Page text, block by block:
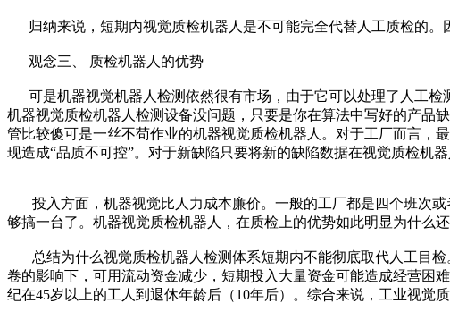
归纳来说，短期内视觉质检机器人是不可能完全代替人工质检的。
观念三、 质检机器人的优势
可是机器视觉机器人检测依然很有市场，由于它可以处理了人工检
机器视觉质检机器人检测设备没问题，只要是你在算法中写好的产品
管比较傻可是一丝不苟作业的机器视觉质检机器人。对于工厂而言，
现造成“品质不可控”。对于新缺陷只要将新的缺陷数据在视觉质检机
投入方面，机器视觉比人力成本廉价。一般的工厂都是四个班次或
够搞一台了。机器视觉质检机器人，在质检上的优势如此明显为什么
总结为什么视觉质检机器人检测体系短期内不能彻底取代人工目检
卷的影响下，可用流动资金减少，短期投入大量资金可能造成经营困
纪在45岁以上的工人到退休年龄后（10年后）。综合来说，工业视觉